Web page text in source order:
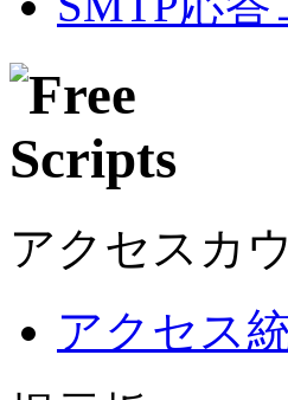
アクセスカ
アクセス